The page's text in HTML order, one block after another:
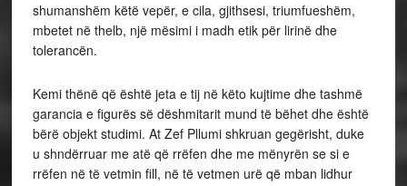
shumanshëm këtë vepër, e cila, gjithsesi, triumfueshëm,
mbetet në thelb, një mësimi i madh etik për lirinë dhe
tolerancën.
Kemi thënë që është jeta e tij në këto kujtime dhe tashmë
garancia e figurës së dëshmitarit mund të bëhet dhe është
bërë objekt studimi. At Zef Pllumi shkruan gegërisht, duke
u shndërruar me atë që rrëfen dhe me mënyrën se si e
rrëfen në të vetmin fill, në të vetmen urë që mban lidhur